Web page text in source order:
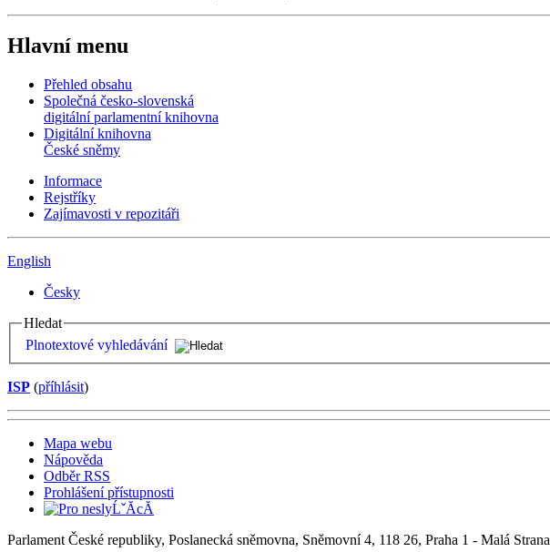
Hlavní menu
Přehled obsahu
Společná česko-slovenská
digitální parlamentní knihovna
Digitální knihovna
České sněmy
Informace
Rejstříky
Zajímavosti v repozitáři
English
Česky
Hledat
Plnotextové vyhledávání
ISP (příhlásit)
Mapa webu
Nápověda
Odběr RSS
Prohlášení přístupnosti
Parlament České republiky, Poslanecká sněmovna, Sněmovní 4, 118 26, Praha 1 - Malá Strana